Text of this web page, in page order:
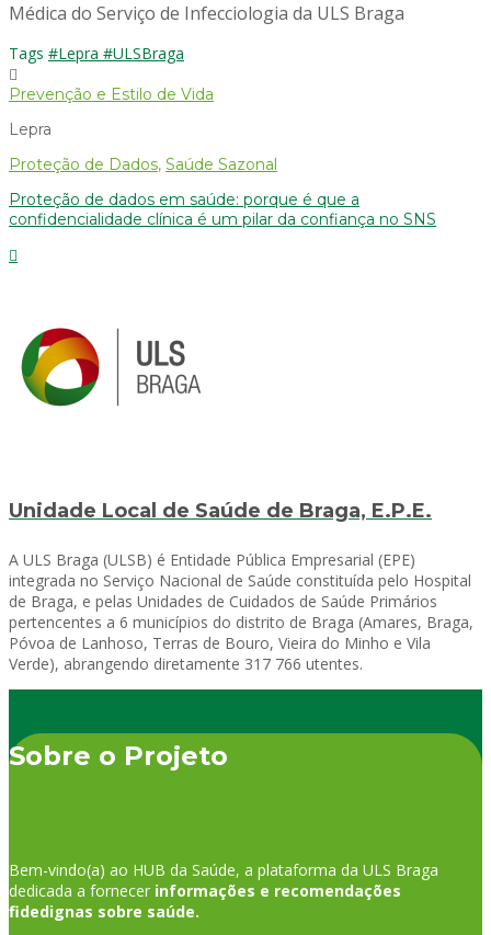
Médica do Serviço de Infecciologia da ULS Braga
Tags #Lepra #ULSBraga
Prevenção e Estilo de Vida
Lepra
Proteção de Dados, Saúde Sazonal
Proteção de dados em saúde: porque é que a
confidencialidade clínica é um pilar da confiança no SNS
Unidade Local de Saúde de Braga, E.P.E.
A ULS Braga (ULSB) é Entidade Pública Empresarial (EPE)
integrada no Serviço Nacional de Saúde constituída pelo Hospital
de Braga, e pelas Unidades de Cuidados de Saúde Primários
pertencentes a 6 municípios do distrito de Braga (Amares, Braga,
Póvoa de Lanhoso, Terras de Bouro, Vieira do Minho e Vila
Verde), abrangendo diretamente 317 766 utentes.
Sobre o Projeto
Bem-vindo(a) ao HUB da Saúde, a plataforma da ULS Braga
dedicada a fornecer informações e recomendações
fidedignas sobre saúde.